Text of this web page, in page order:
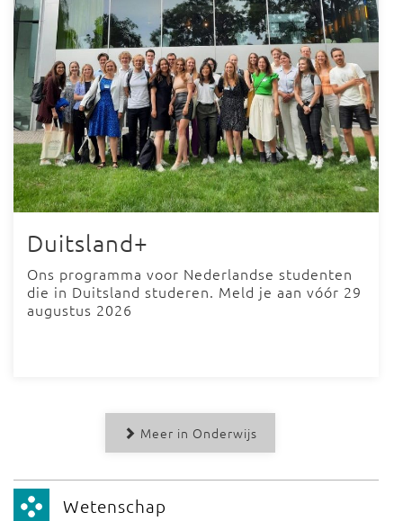
Duitsland+
Ons programma voor Nederlandse studenten
die in Duitsland studeren. Meld je aan vóór 29
augustus 2026
Meer in Onderwijs
Wetenschap